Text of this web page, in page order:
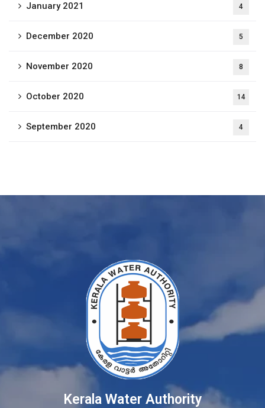
January 2021 4
December 2020 5
November 2020 8
October 2020 14
September 2020 4
Kerala Water Authority